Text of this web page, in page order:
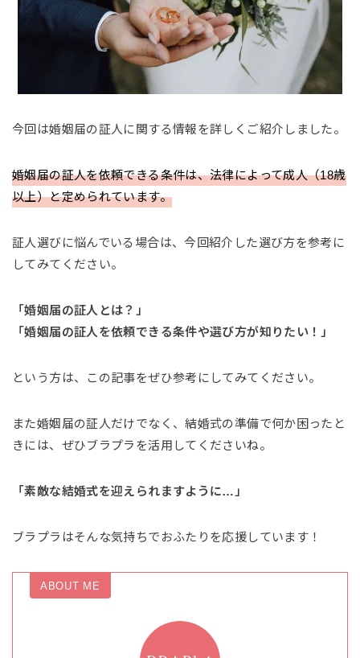
今回は婚姻届の証人に関する情報を詳しくご紹介しました。
婚姻届の証人を依頼できる条件は、法律によって成人（18歳
以上）と定められています。
証人選びに悩んでいる場合は、今回紹介した選び方を参考に
してみてください。
「婚姻届の証人とは？」
「婚姻届の証人を依頼できる条件や選び方が知りたい！」
という方は、この記事をぜひ参考にしてみてください。
また婚姻届の証人だけでなく、結婚式の準備で何か困ったと
きには、ぜひブラプラを活用してくださいね。
「素敵な結婚式を迎えられますように…」
ブラプラはそんな気持ちでおふたりを応援しています！
ABOUT ME